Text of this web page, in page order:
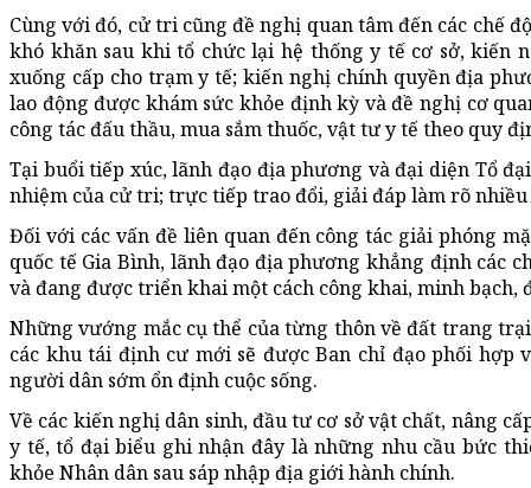
Cùng với đó, cử tri cũng đề nghị quan tâm đến các chế
khó khăn sau khi tổ chức lại hệ thống y tế cơ sở, kiến
xuống cấp cho trạm y tế; kiến nghị chính quyền địa
lao động được khám sức khỏe định kỳ và đề nghị cơ
công tác đấu thầu, mua sắm thuốc, vật tư y tế theo quy
Tại buổi tiếp xúc, lãnh đạo địa phương và đại diện Tổ
nhiệm của cử tri; trực tiếp trao đổi, giải đáp làm rõ
Đối với các vấn đề liên quan đến công tác giải phóng
quốc tế Gia Bình, lãnh đạo địa phương khẳng định các
và đang được triển khai một cách công khai, minh
Những vướng mắc cụ thể của từng thôn về đất trang
các khu tái định cư mới sẽ được Ban chỉ đạo phối
người dân sớm ổn định cuộc sống.
Về các kiến nghị dân sinh, đầu tư cơ sở vật chất, nâng
y tế, tổ đại biểu ghi nhận đây là những nhu cầu bức
khỏe Nhân dân sau sáp nhập địa giới hành chính.